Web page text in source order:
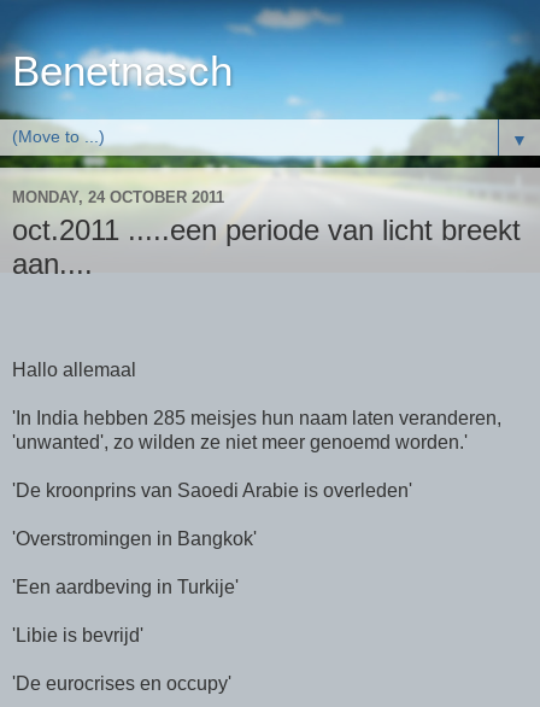
Benetnasch
▼
MONDAY, 24 OCTOBER 2011
oct.2011 .....een periode van licht breekt
aan....
Hallo allemaal
'In India hebben 285 meisjes hun naam laten veranderen,
'unwanted', zo wilden ze niet meer genoemd worden.'
'De kroonprins van Saoedi Arabie is overleden'
'Overstromingen in Bangkok'
'Een aardbeving in Turkije'
'Libie is bevrijd'
'De eurocrises en occupy'